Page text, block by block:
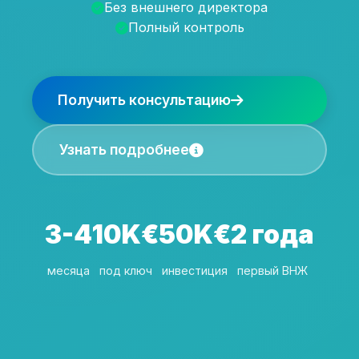
Без внешнего директора
Полный контроль
Получить консультацию
Узнать подробнее
3-4
месяца
10K€
под ключ
50K€
инвестиция
2 года
первый ВНЖ